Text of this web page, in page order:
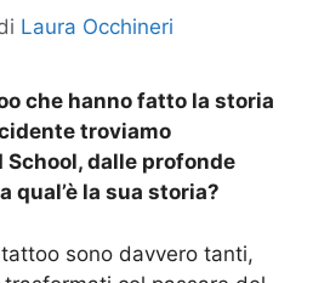
Laura Occhineri
che hanno fatto la storia
troviamo
School, dalle profonde
qual’è la sua storia?
sono davvero tanti,